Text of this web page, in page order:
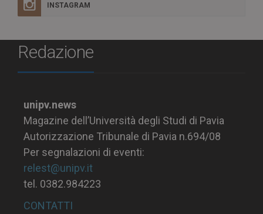
INSTAGRAM
Redazione
unipv.news
Magazine dell’Università degli Studi di Pavia
Autorizzazione Tribunale di Pavia n.694/08
Per segnalazioni di eventi:
relest@unipv.it
tel. 0382.984223
CONTATTI